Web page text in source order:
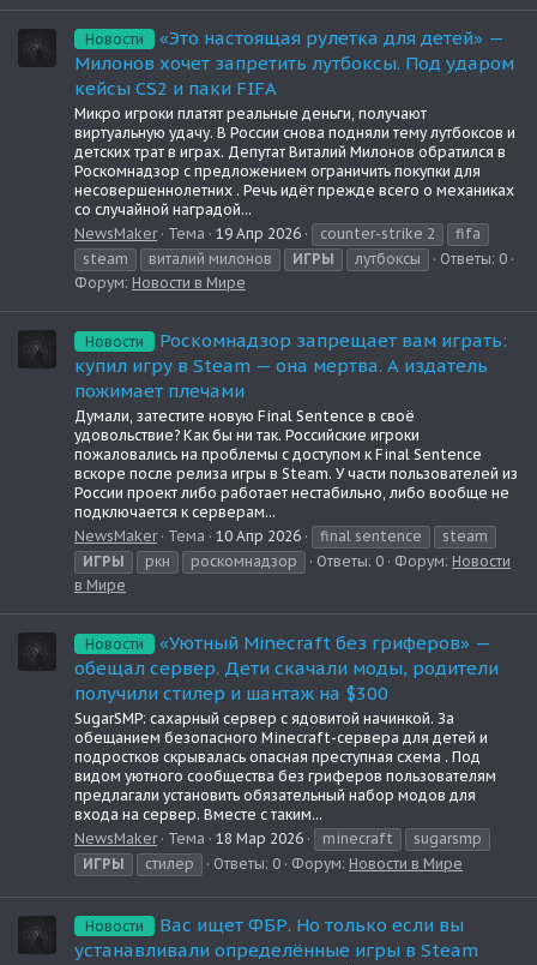
Новости
«Это настоящая рулетка для детей» —
Милонов хочет запретить лутбоксы. Под ударом
кейсы CS2 и паки FIFA
Микро игроки платят реальные деньги, получают
виртуальную удачу. В России снова подняли тему лутбоксов и
детских трат в играх. Депутат Виталий Милонов обратился в
Роскомнадзор с предложением ограничить покупки для
несовершеннолетних . Речь идёт прежде всего о механиках
со случайной наградой...
NewsMaker
Тема 19 Апр 2026 counter-strike 2
fifa
steam
виталий милонов ИГРЫ лутбоксы
Ответы: 0
Форум: Новости в Мире
Новости
Роскомнадзор запрещает вам играть:
купил игру в Steam — она мертва. А издатель
пожимает плечами
Думали, затестите новую Final Sentence в своё
удовольствие? Как бы ни так. Российские игроки
пожаловались на проблемы с доступом к Final Sentence
вскоре после релиза игры в Steam. У части пользователей из
России проект либо работает нестабильно, либо вообще не
подключается к серверам...
NewsMaker
Тема 10 Апр 2026 final sentence
steam
ИГРЫ
ркн роскомнадзор Ответы: 0 Форум: Новости
в Мире
Новости
«Уютный Minecraft без гриферов» —
обещал сервер. Дети скачали моды, родители
получили стилер и шантаж на $300
SugarSMP: сахарный сервер с ядовитой начинкой. За
обещанием безопасного Minecraft-сервера для детей и
подростков скрывалась опасная преступная схема . Под
видом уютного сообщества без гриферов пользователям
предлагали установить обязательный набор модов для
входа на сервер. Вместе с таким...
NewsMaker
Тема 18 Мар 2026 minecraft
sugarsmp
ИГРЫ
стилер Ответы: 0 Форум: Новости в Мире
Новости
Вас ищет ФБР. Но только если вы
устанавливали определённые игры в Steam